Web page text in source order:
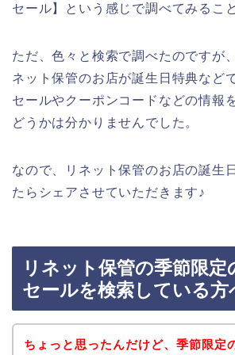
セール】という感じで調べてみるこ
ただ、色々と検索で調べたのですが
ネット保管のお店が誕生日特典など
セールやクーポンコードなどの情報
どうかは分かりませんでした。
なので、リネット保管のお店の誕生
たらシェアさせていただきます♪
リネット保管の季節限定
セールを検索している方
ちょっと思ったんだけど、季節限定